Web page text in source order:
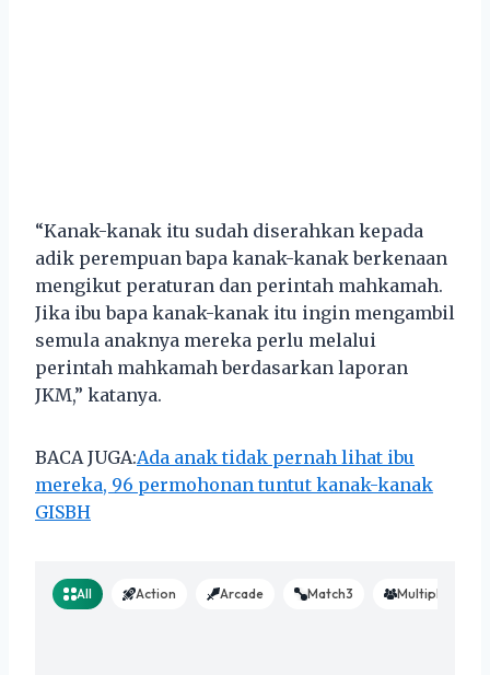
“Kanak-kanak itu sudah diserahkan kepada
adik perempuan bapa kanak-kanak berkenaan
mengikut peraturan dan perintah mahkamah.
Jika ibu bapa kanak-kanak itu ingin mengambil
semula anaknya mereka perlu melalui
perintah mahkamah berdasarkan laporan
JKM,” katanya.
BACA JUGA:Ada anak tidak pernah lihat ibu
mereka, 96 permohonan tuntut kanak-kanak
GISBH